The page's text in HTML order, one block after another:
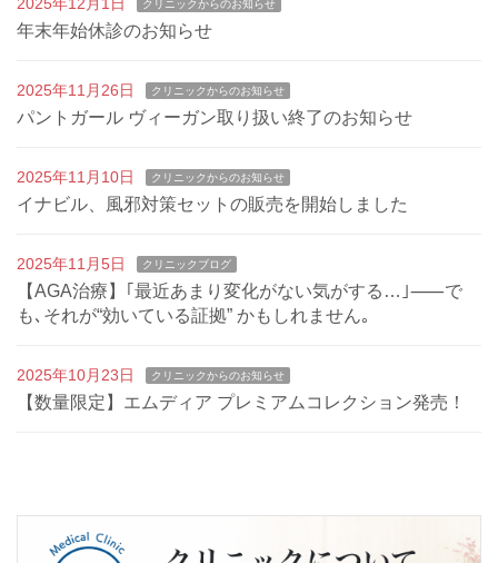
クリニックからのお知らせ
年末年始休診のお知らせ
2025年11月26日 クリニックからのお知らせ
パントガール ヴィーガン取り扱い終了のお知らせ
2025年11月10日 クリニックからのお知らせ
イナビル、風邪対策セットの販売を開始しました
2025年11月5日 クリニックブログ
【AGA治療】｢最近あまり変化がない気がする…｣⸺で
も､それが“効いている証拠” かもしれません｡
2025年10月23日 クリニックからのお知らせ
【数量限定】エムディア プレミアムコレクション発売！